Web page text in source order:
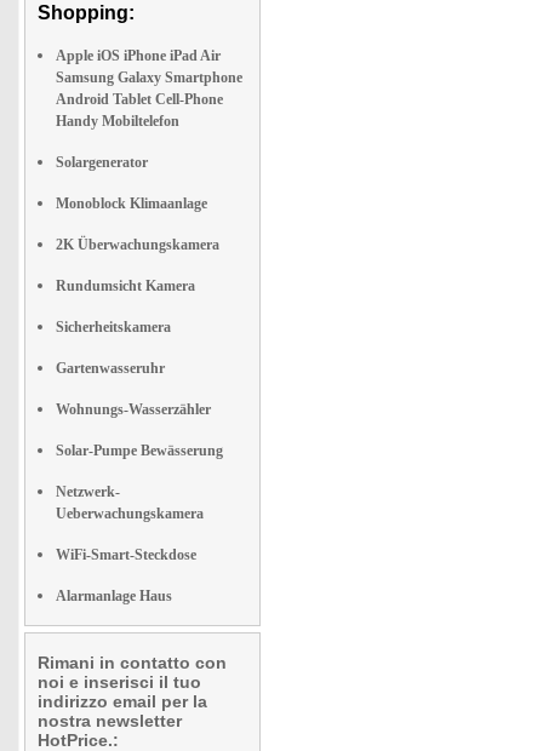
Shopping:
Apple iOS iPhone iPad Air
Samsung Galaxy Smartphone
Android Tablet Cell-Phone
Handy Mobiltelefon
Solargenerator
Monoblock Klimaanlage
2K Überwachungskamera
Rundumsicht Kamera
Sicherheitskamera
Gartenwasseruhr
Wohnungs-Wasserzähler
Solar-Pumpe Bewässerung
Netzwerk-
Ueberwachungskamera
WiFi-Smart-Steckdose
Alarmanlage Haus
Rimani in contatto con
noi e inserisci il tuo
indirizzo email per la
nostra newsletter
HotPrice.: